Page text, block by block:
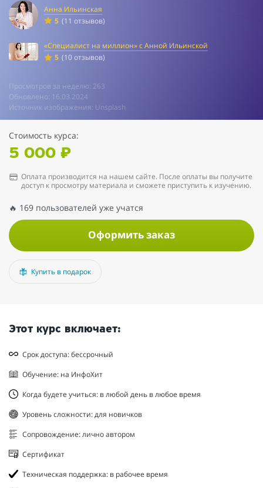
Анна Ильинская
5 (11 отзывов)
«Специалист на миллион» с Анной Ильинской
5 (10 отзывов)
Просмотров за неделю: 263
Обновлено: 16.03.2024
Источник изображения: Unsplash
Стоимость курса:
5 000 ₽
Оплата производится на нашем сайте. После оплаты вы получите
доступ к просмотру материала и сможете приступить к изучению.
🔥 169 пользователей уже учатся
Оформить заказ
Купить в подарок
Этот курс включает:
Срок доступа: бессрочный
Обучение: на ИнфоХит
Когда будете учиться: в любой день в любое время
Уровень сложности: для новичков
Сопровождение: лично автором
Сертификат
Техническая поддержка: в рабочее время